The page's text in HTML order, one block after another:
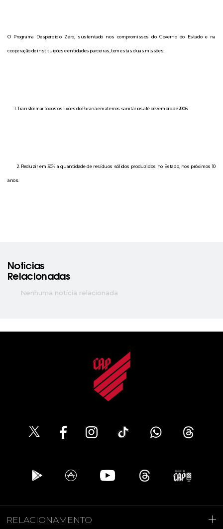
O Programa Desperdício Zero, sustentado nos compromissos do Governo do Estado e na
cooperação de instituições e entidades parceiras, tem estas duas missões:
1. Transformar todos os lixões do Paraná em aterros sanitários até dezembro de 2006.
2. Reduzir em 30% a quantidade de resíduos sólidos produzidos no Estado, nos próximos 10
anos.
Notícias
Relacionadas
Nenhuma notícia relacionada
RELACIONAMENTO